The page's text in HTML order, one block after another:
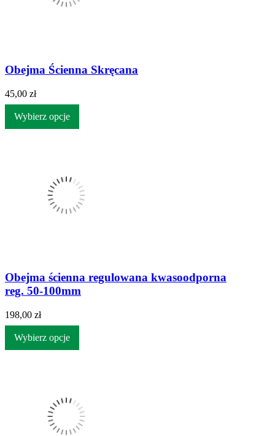
Obejma Ścienna Skręcana
45,00 zł
Wybierz opcje
Obejma ścienna regulowana kwasoodporna
reg. 50-100mm
198,00 zł
Wybierz opcje